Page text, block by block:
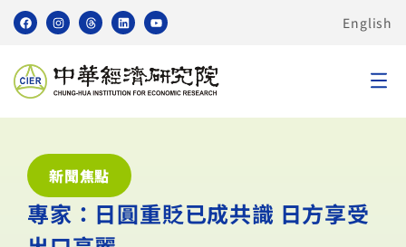
English
新聞焦點
專家：日圓重貶已成共識 日方享受